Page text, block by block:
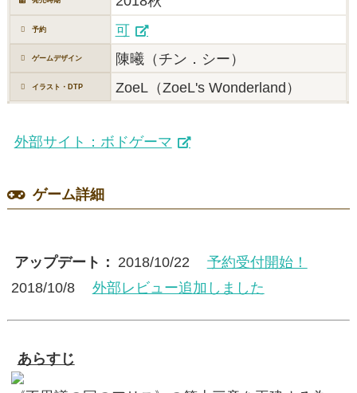
予約 可
ゲームデザイン 陳曦（チン．シー）
イラスト・DTP ZoeL（ZoeL's Wonderland）
外部サイト：ボドゲーマ
ゲーム詳細
アップデート： 2018/10/22
予約受付開始！
2018/10/8
外部レビュー追加しました
あらすじ